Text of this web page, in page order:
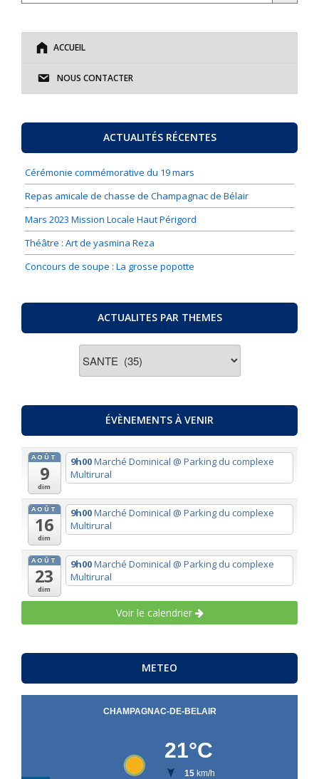
ACCUEIL
NOUS CONTACTER
ACTUALITÉS RÉCENTES
Cérémonie commémorative du 19 mars
Repas amicale de chasse de Champagnac de Bélair
Mars 2023 Mission Locale Haut Périgord
Théâtre : Art de yasmina Reza
Concours de soupe : La grosse popotte
ACTUALITES PAR THEMES
ÉVÈNEMENTS À VENIR
AOÛT
9
dim
9h00Marché Dominical @ Parking du complexe
Multirural
AOÛT
16
dim
9h00Marché Dominical @ Parking du complexe
Multirural
AOÛT
23
dim
9h00Marché Dominical @ Parking du complexe
Multirural
Voir le calendrier
METEO